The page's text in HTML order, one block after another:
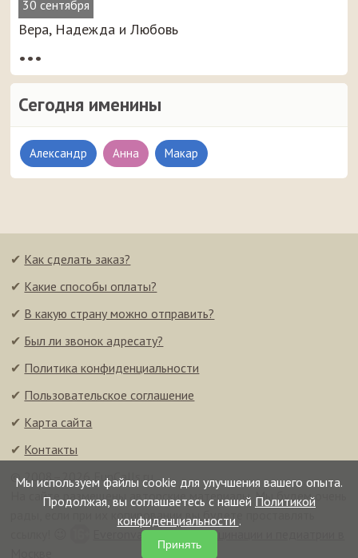
30 сентября
Вера, Надежда и Любовь
•••
Сегодня именины
Александр Анна Макар
Мы используем файлы cookie для улучшения вашего опыта.
Продолжая, вы соглашаетесь с нашей Политикой
конфиденциальности .
Принять
✔ Как сделать заказ?
✔ Какие способы оплаты?
✔ В какую страну можно отправить?
✔ Был ли звонок адресату?
✔ Политика конфиденциальности
✔ Пользовательское соглашение
✔ Карта сайта
✔ Контакты
© 2008–2026 FunCalls.ru
На сайте размещены авторские материалы. Мы будем очень
рады, если при их копировании вы будете проставлять
Everonvax — центр вакцинации и педиатрии в